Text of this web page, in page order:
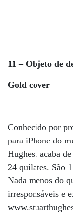
11 – Objeto de
Gold cover
Conhecido por
para iPhone do
Hughes, acaba
24 quilates. São
Nada menos do
irresponsáveis e